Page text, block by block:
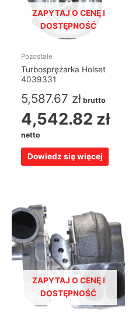
ZAPYTAJ O CENĘ I
DOSTĘPNOŚĆ
Pozostałe
Turbosprężarka Holset
4039331
5,587.67 zł brutto
4,542.82 zł
netto
Dowiedz się więcej
ZAPYTAJ O CENĘ I
DOSTĘPNOŚĆ